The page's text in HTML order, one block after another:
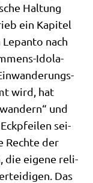
Hal­tung
ein Kapi­tel
nach
Ido­la­
wird, hat
und
Eck­pfei­len sei­
Rech­te der
die eige­ne reli­
Das